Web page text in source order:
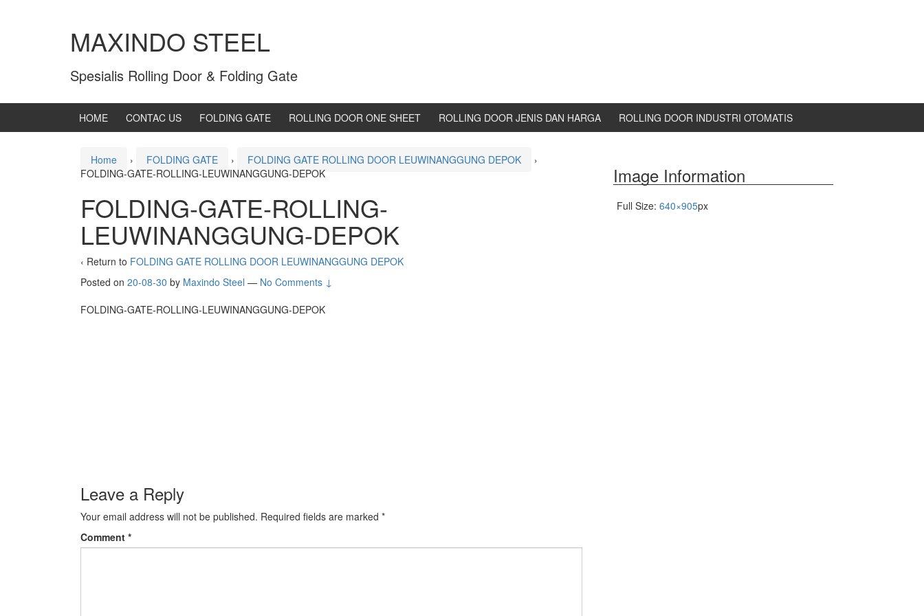
MAXINDO STEEL
Spesialis Rolling Door & Folding Gate
HOME CONTAC US FOLDING GATE ROLLING DOOR ONE SHEET ROLLING DOOR JENIS DAN HARGA ROLLING DOOR INDUSTRI OTOMATIS
Home › FOLDING GATE › FOLDING GATE ROLLING DOOR LEUWINANGGUNG DEPOK
›
FOLDING-GATE-ROLLING-LEUWINANGGUNG-DEPOK
FOLDING-GATE-ROLLING-
LEUWINANGGUNG-DEPOK
‹ Return to FOLDING GATE ROLLING DOOR LEUWINANGGUNG DEPOK
Posted on 20-08-30 by Maxindo Steel — No Comments ↓
FOLDING-GATE-ROLLING-LEUWINANGGUNG-DEPOK
Leave a Reply
Your email address will not be published. Required fields are marked *
Comment *
Image Information
Full Size: 640×905px